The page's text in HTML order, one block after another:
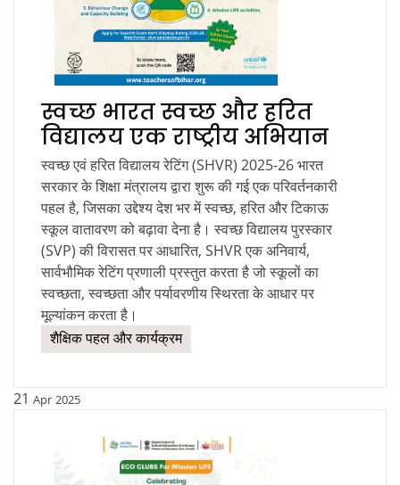
स्वच्छ भारत स्वच्छ और हरित
विद्यालय एक राष्ट्रीय अभियान
स्वच्छ एवं हरित विद्यालय रेटिंग (SHVR) 2025-26 भारत
सरकार के शिक्षा मंत्रालय द्वारा शुरू की गई एक परिवर्तनकारी
पहल है, जिसका उद्देश्य देश भर में स्वच्छ, हरित और टिकाऊ
स्कूल वातावरण को बढ़ावा देना है। स्वच्छ विद्यालय पुरस्कार
(SVP) की विरासत पर आधारित, SHVR एक अनिवार्य,
सार्वभौमिक रेटिंग प्रणाली प्रस्तुत करता है जो स्कूलों का
स्वच्छता, स्वच्छता और पर्यावरणीय स्थिरता के आधार पर
मूल्यांकन करता है।
शैक्षिक पहल और कार्यक्रम
21 Apr 2025